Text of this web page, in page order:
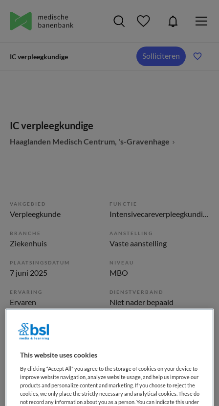
IC verpleegkundige Solliciteren
IC verpleegkundige
Haaglanden Medisch Centrum, 's-Gravenhage
VAKGEBIED
Verpleegkunde
FUNCTIE
Intensivecareverpleegkundige
BRANCHE
Ziekenhuis
AANSTELLING
Vaste aanstelling
PLAATSINGSDATUM
7 juni 2025
NIVEAU
MBO
ERVARING
Ervaren
DIENSTVERBAND
Niet nader bepaald
Vacature niet beschikbaar
Deze vacature IC verpleegkundige bij Haaglanden Medisch
Centrum is niet meer actueel. Hieronder staan enkele
vergelijkbare vacatures die voor u wellicht interessant zijn.
This website uses cookies
By clicking “Accept All” you agree to the storage of cookies on your device to
improve website navigation, analyze website usage, and help us improve our
products and personalize content and marketing. If you choose to reject the
cookies, we only place the strictly necessary and analytical cookies. These do
not record any information about you as a person. You can indicate this under